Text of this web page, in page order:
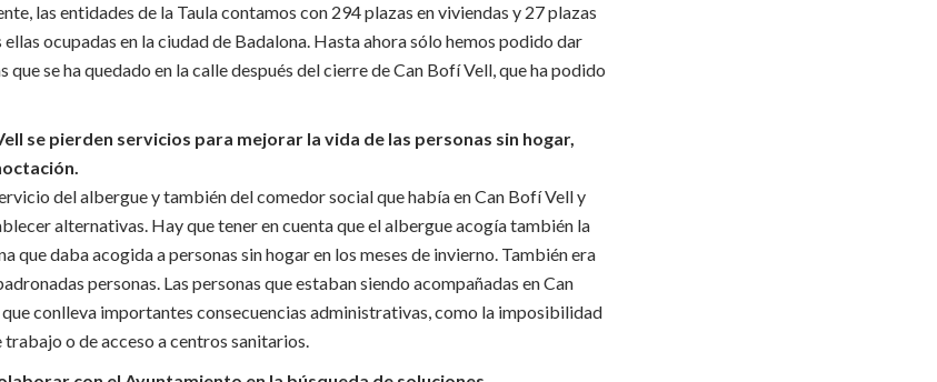
las entidades de la Taula contamos con 294 plazas en viviendas y 27 plazas
ocupadas en la ciudad de Badalona. Hasta ahora sólo hemos podido dar
que se ha quedado en la calle después del cierre de Can Bofí Vell, que ha podido
se pierden servicios para mejorar la vida de las personas sin hogar,
del albergue y también del comedor social que había en Can Bofí Vell y
alternativas. Hay que tener en cuenta que el albergue acogía también la
que daba acogida a personas sin hogar en los meses de invierno. También era
personas. Las personas que estaban siendo acompañadas en Can
conlleva importantes consecuencias administrativas, como la imposibilidad
o de acceso a centros sanitarios.